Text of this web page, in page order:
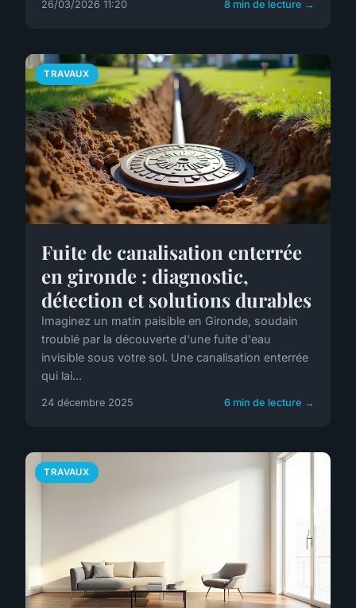
26/03/2026 11:20 8 min de lecture →
TRAVAUX
Fuite de canalisation enterrée
en gironde : diagnostic,
détection et solutions durables
Imaginez un matin paisible en Gironde, soudain
troublé par la découverte d'une fuite d'eau
invisible sous votre sol. Une canalisation enterrée
qui lai...
24 décembre 2025 6 min de lecture →
TRAVAUX